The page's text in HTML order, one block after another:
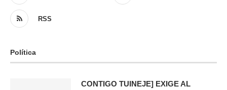
RSS
Política
CONTIGO TUINEJE] EXIGE AL